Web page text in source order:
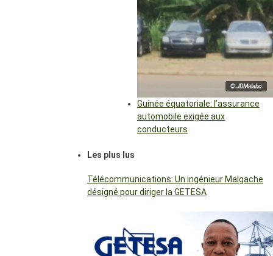
© JDMalabo
Guinée équatoriale: l’assurance
automobile exigée aux
conducteurs
Les plus lus
Télécommunications: Un ingénieur Malgache
désigné pour diriger la GETESA